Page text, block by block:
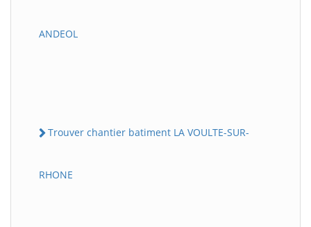
ANDEOL
Trouver chantier batiment LA VOULTE-SUR-
RHONE